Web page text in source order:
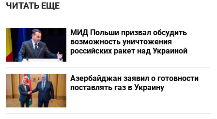
ЧИТАТЬ ЕЩЕ
МИД Польши призвал обсудить
возможность уничтожения
российских ракет над Украиной
Азербайджан заявил о готовности
поставлять газ в Украину